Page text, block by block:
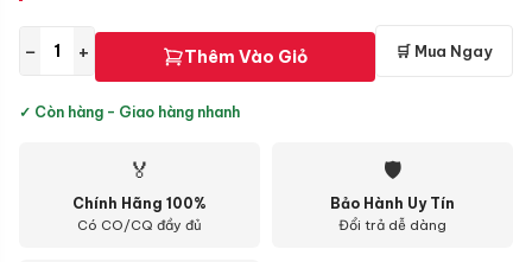
− + Thêm Vào Giỏ 🛒 Mua Ngay
✓ Còn hàng - Giao hàng nhanh
🏅
Chính Hãng 100%
Có CO/CQ đầy đủ
🛡
Bảo Hành Uy Tín
Đổi trả dễ dàng